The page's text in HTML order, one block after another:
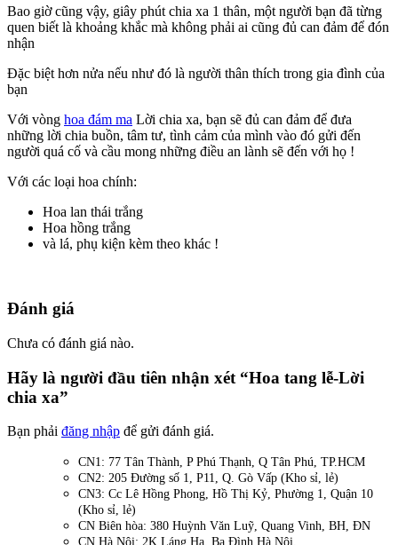
Bao giờ cũng vậy, giây phút chia xa 1 thân, một người bạn đã từng
quen biết là khoảng khắc mà không phải ai cũng đủ can đảm để đón
nhận
Đặc biệt hơn nửa nếu như đó là người thân thích trong gia đình của
bạn
Với vòng hoa đám ma Lời chia xa, bạn sẽ đủ can đảm để đưa
những lời chia buồn, tâm tư, tình cảm của mình vào đó gửi đến
người quá cố và cầu mong những điều an lành sẽ đến với họ !
Với các loại hoa chính:
Hoa lan thái trắng
Hoa hồng trắng
và lá, phụ kiện kèm theo khác !
Đánh giá
Chưa có đánh giá nào.
Hãy là người đầu tiên nhận xét “Hoa tang lễ-Lời
chia xa”
Bạn phải đăng nhập để gửi đánh giá.
CN1: 77 Tân Thành, P Phú Thạnh, Q Tân Phú, TP.HCM
CN2: 205 Đường số 1, P11, Q. Gò Vấp (Kho sỉ, lẻ)
CN3: Cc Lê Hồng Phong, Hồ Thị Kỷ, Phường 1, Quận 10
(Kho sỉ, lẻ)
CN Biên hòa: 380 Huỳnh Văn Luỹ, Quang Vinh, BH, ĐN
CN Hà Nội: 2K Láng Hạ, Ba Đình Hà Nội.